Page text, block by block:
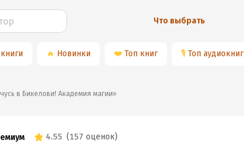
Что выбрать
🔥 Новинки ❤️ Топ книг 🎙 Топ аудиокниг
учусь в Бикелови! Академия магии»
4.55 (157 оценок)